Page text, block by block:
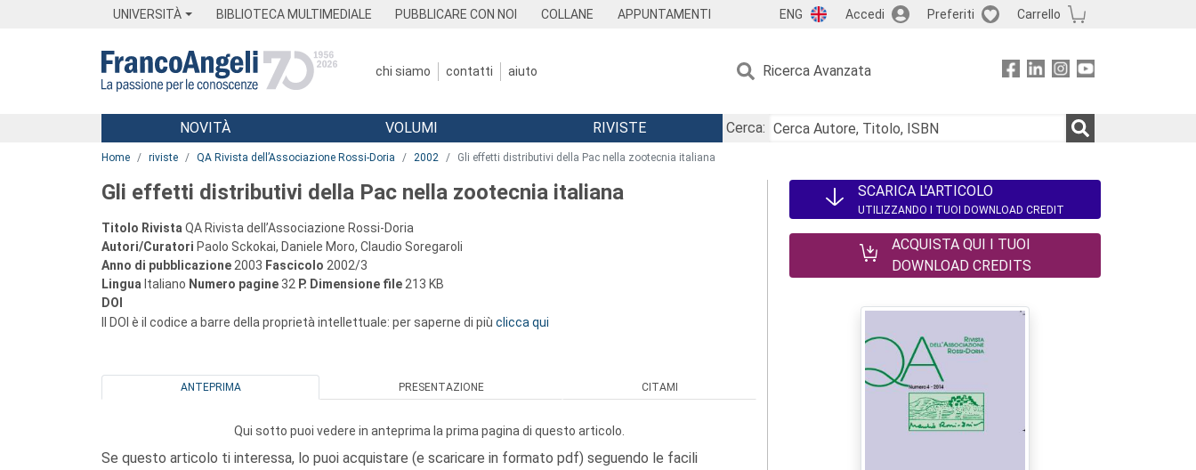
UNIVERSITÀ BIBLIOTECA MULTIMEDIALE PUBBLICARE CON NOI COLLANE APPUNTAMENTI ENG Accedi Preferiti Carrello
chi siamo contatti aiuto Ricerca Avanzata
Menu
NOVITÀ VOLUMI RIVISTE
Cerca:
Home riviste QA Rivista dell’Associazione Rossi-Doria 2002 Gli effetti distributivi della Pac nella zootecnia italiana
Gli effetti distributivi della Pac nella zootecnia italiana
Titolo Rivista QA Rivista dell’Associazione Rossi-Doria
Autori/Curatori Paolo Sckokai, Daniele Moro, Claudio Soregaroli
Anno di pubblicazione 2003 Fascicolo 2002/3
Lingua Italiano Numero pagine 32 P. Dimensione file 213 KB
DOI
Il DOI è il codice a barre della proprietà intellettuale: per saperne di più clicca qui
ANTEPRIMA PRESENTAZIONE CITAMI
Qui sotto puoi vedere in anteprima la prima pagina di questo articolo.
Se questo articolo ti interessa, lo puoi acquistare (e scaricare in formato pdf) seguendo le facili
SCARICA L'ARTICOLO
UTILIZZANDO I TUOI DOWNLOAD CREDIT
ACQUISTA QUI I TUOI
DOWNLOAD CREDITS